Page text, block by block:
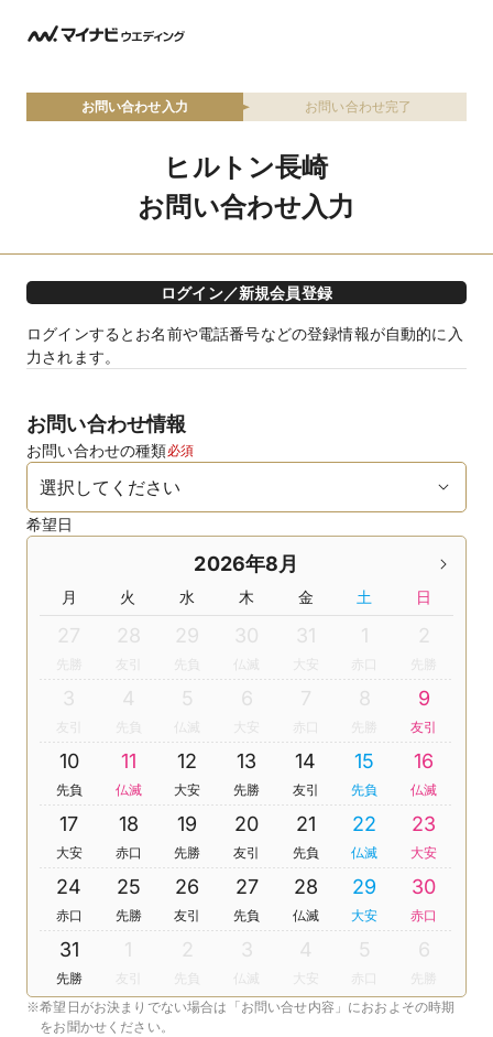
お問い合わせ入力 お問い合わせ完了
ヒルトン長崎
お問い合わせ入力
ログイン／新規会員登録
ログインするとお名前や電話番号などの登録情報が自動的に入
力されます。
お問い合わせ情報
お問い合わせの種類必須
希望日
2026年8月
月 火 水 木 金 土 日
27 28
友引
29
先負
30
仏滅
31
大安
1 2
3
友引
4
先負
5
仏滅
6
大安
7 8 9
友引
10
先負
11
仏滅
12
大安
13
先勝
14
友引
15
先負
16
仏滅
17
大安
18
赤口
19
先勝
20
友引
21
先負
22
仏滅
23
大安
24
赤口
25
先勝
26
友引
27
先負
28
仏滅
29
大安
30
赤口
31
先勝
1
友引
2
先負
3
仏滅
4
大安
5 6
※希望日がお決まりでない場合は「お問い合せ内容」におおよその時期
をお聞かせください。